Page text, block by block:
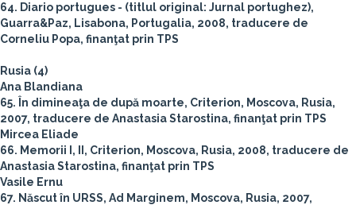
64. Diario portugues - (titlul original: Jurnal portughez),
Guarra&Paz, Lisabona, Portugalia, 2008, traducere de
Corneliu Popa, finanţat prin TPS
Rusia (4)
Ana Blandiana
65. În dimineaţa de după moarte, Criterion, Moscova, Rusia,
2007, traducere de Anastasia Starostina, finanţat prin TPS
Mircea Eliade
66. Memorii I, II, Criterion, Moscova, Rusia, 2008, traducere de
Anastasia Starostina, finanţat prin TPS
Vasile Ernu
67. Născut în URSS, Ad Marginem, Moscova, Rusia, 2007,